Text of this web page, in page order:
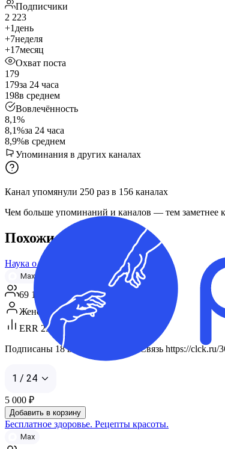
Подписчики
2 223
+1 день
+7неделя
+17месяц
Охват поста
179
179за 24 часа
198в среднем
Вовлечённость
8,1%
8,1%за 24 часа
8,9%в среднем
Упоминания в других каналах
Канал упомянули 250 раз в 156 каналах
Чем больше упоминаний и каналов — тем заметнее
Похожие каналы
Наука о Здоровье
Max
69 108
Женская аудитория
ERR 25%
Подписаны 18 ваших контактов Связь https://
1 / 24
5 000 ₽
Добавить в корзину
Бесплатное здоровье. Рецепты красоты.
Max